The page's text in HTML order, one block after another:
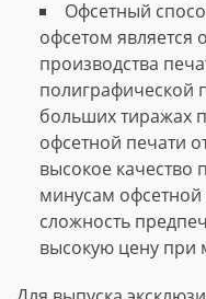
Офсетный
офсетом
производства
полиграфической
больших тиражах
офсетной печати
высокое качество
минусам
сложность
высокую цену при